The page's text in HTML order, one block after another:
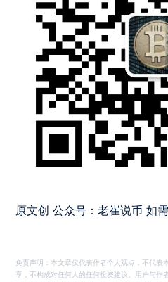
原文创 公众号：老崔说币 如
免责声明：本文章仅代表作者个人观点，不代表
享，不构成对任何人的任何投资建议。用户与作